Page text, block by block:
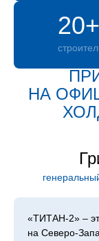
20+
НА
«ТИТАН‑2» –
на Северо-